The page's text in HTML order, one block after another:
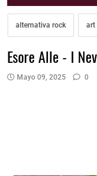
alternativa rock art
Esore Alle - I
Mayo 09, 2025 0